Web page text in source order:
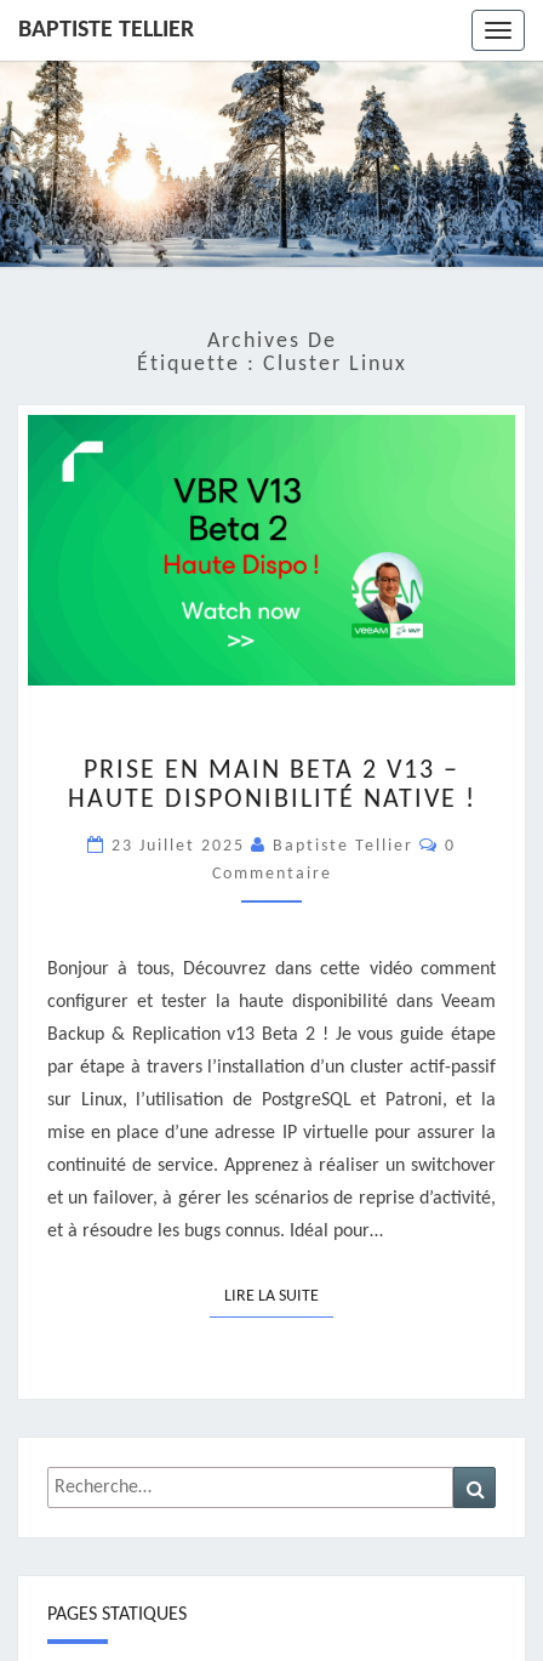
BAPTISTE TELLIER
Archives De
Étiquette : Cluster Linux
EN
MAIN
2
V13
–
DISPONIBILITÉ
!
PRISE EN MAIN BETA 2 V13 –
HAUTE DISPONIBILITÉ NATIVE !
23 Juillet 2025 Baptiste Tellier
0
Commentaire
Bonjour à tous, Découvrez dans cette vidéo comment
configurer et tester la haute disponibilité dans Veeam
Backup & Replication v13 Beta 2 ! Je vous guide étape
par étape à travers l’installation d’un cluster actif-passif
sur Linux, l’utilisation de PostgreSQL et Patroni, et la
mise en place d’une adresse IP virtuelle pour assurer la
continuité de service. Apprenez à réaliser un switchover
et un failover, à gérer les scénarios de reprise d’activité,
et à résoudre les bugs connus. Idéal pour…
LIRE LA SUITELIRE LA SUITE
Rechercher :
PAGES STATIQUES